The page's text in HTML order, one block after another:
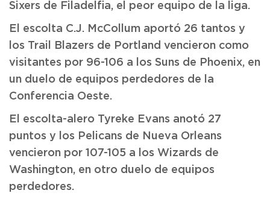
Sixers de Filadelfia, el peor equipo de la liga.
El escolta C.J. McCollum aportó 26 tantos y
los Trail Blazers de Portland vencieron como
visitantes por 96-106 a los Suns de Phoenix, en
un duelo de equipos perdedores de la
Conferencia Oeste.
El escolta-alero Tyreke Evans anotó 27
puntos y los Pelicans de Nueva Orleans
vencieron por 107-105 a los Wizards de
Washington, en otro duelo de equipos
perdedores.